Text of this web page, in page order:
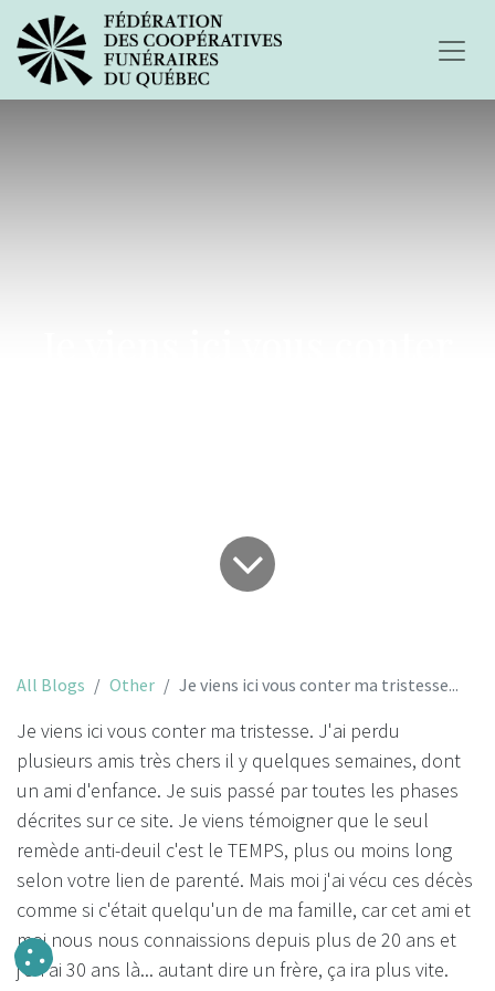
All Blogs Other Je viens ici vous conter ma tristesse...
Je viens ici vous conter ma tristesse. J'ai perdu
plusieurs amis très chers il y quelques semaines, dont
un ami d'enfance. Je suis passé par toutes les phases
décrites sur ce site. Je viens témoigner que le seul
remède anti-deuil c'est le TEMPS, plus ou moins long
selon votre lien de parenté. Mais moi j'ai vécu ces décès
comme si c'était quelqu'un de ma famille, car cet ami et
moi nous nous connaissions depuis plus de 20 ans et
j'en ai 30 ans là... autant dire un frère, ça ira plus vite.